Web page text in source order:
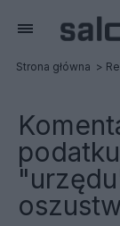
Strona główna